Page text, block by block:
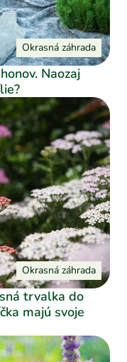
Okrasná záhrada
Naozaj
Okrasná záhrada
trvalka do
majú svoje